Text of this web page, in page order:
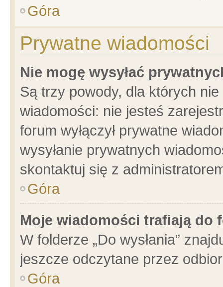
Góra
Prywatne wiadomości
Nie mogę wysyłać
Są trzy powody, dla których
wiadomości: nie jesteś
forum wyłączył prywatne
wysyłanie prywatnych
skontaktuj się z
Góra
Moje wiadomości trafiają do
W folderze „Do wysłania”
jeszcze odczytane przez
Góra